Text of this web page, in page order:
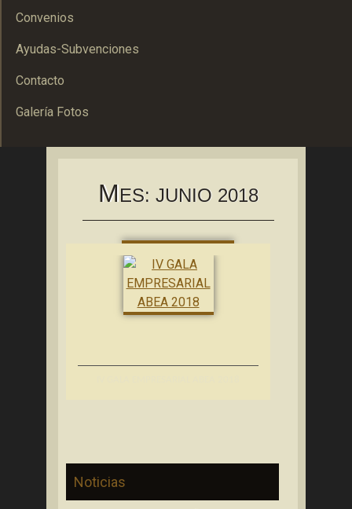
Convenios
Ayudas-Subvenciones
Contacto
Galería Fotos
MES: JUNIO 2018
Noticias